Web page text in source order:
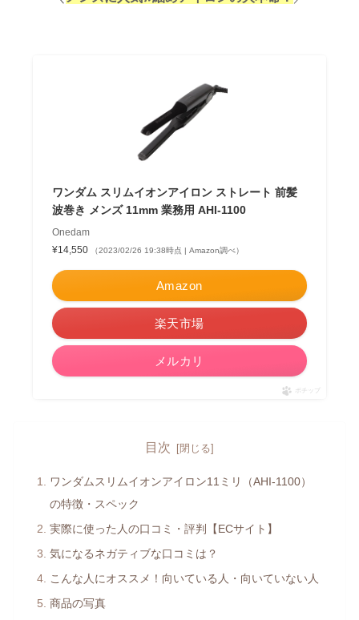
ワンダム スリムイオンアイロン ストレート 前髪
波巻き メンズ 11mm 業務用 AHI-1100
Onedam
¥14,550
（2023/02/26 19:38時点 | Amazon調べ）
Amazon
楽天市場
メルカリ
ポチップ
目次
ワンダムスリムイオンアイロン11ミリ（AHI-1100）
の特徴・スペック
実際に使った人の口コミ・評判【ECサイト】
気になるネガティブな口コミは？
こんな人にオススメ！向いている人・向いていない人
商品の写真